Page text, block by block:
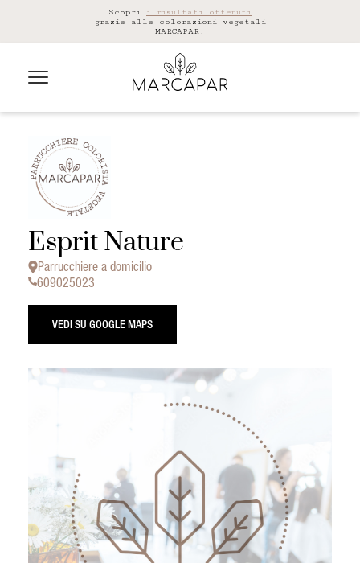
Scopri i risultati ottenuti
grazie alle colorazioni vegetali
MARCAPAR!
Esprit Nature
Parrucchiere a domicilio
609025023
VEDI SU GOOGLE MAPS